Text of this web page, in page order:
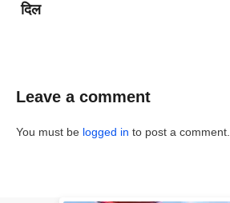
दिल
Leave a comment
You must be logged in to post a comment.